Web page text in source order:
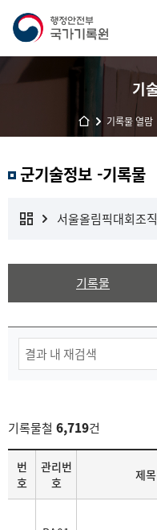
기
기록물 열람
군기술정보 -기록물
서울올림픽대회조
기록물
기록물철 6,719건
목
록
번
호
관리번
호
제목